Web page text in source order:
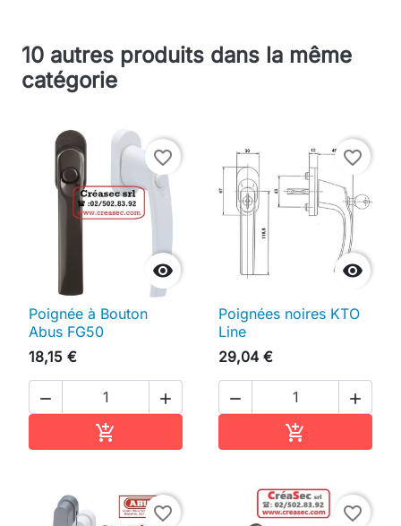
10 autres produits dans la même
catégorie

favorite_border
Poignée à Bouton
Abus FG50
18,15 €
 


favorite_border
Poignées noires KTO
Line
29,04 €
 

favorite_border favorite_border